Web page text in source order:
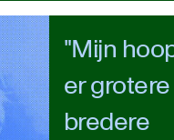
"Mijn
er
bredere